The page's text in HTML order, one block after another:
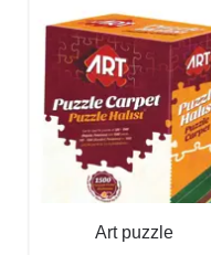
Art puzzle